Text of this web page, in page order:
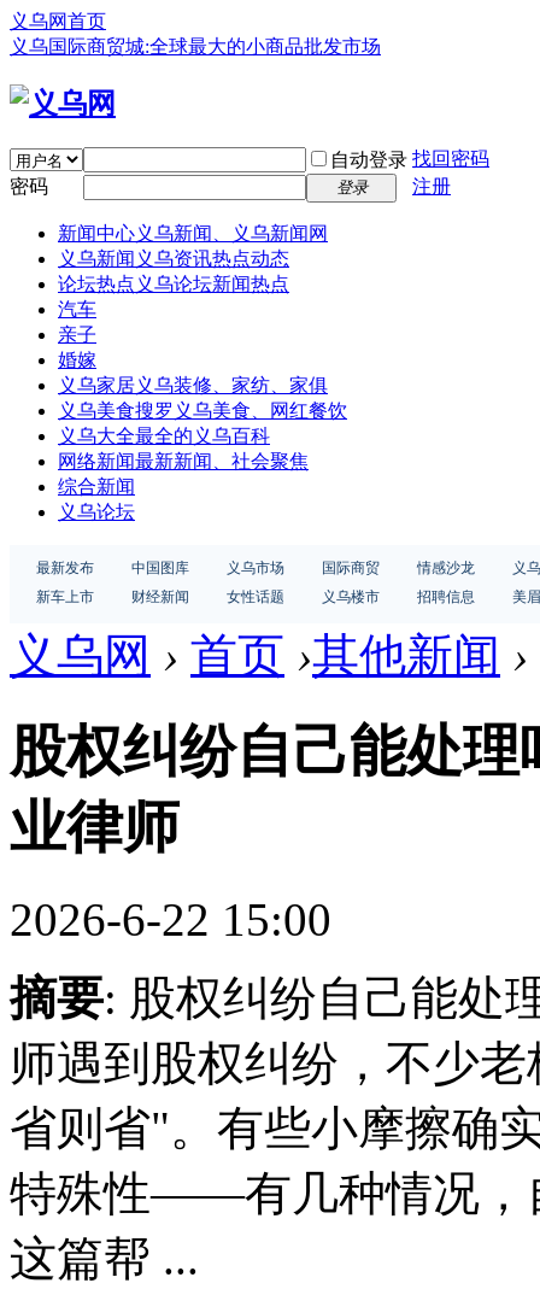
义乌网首页
义乌国际商贸城:全球最大的小商品批发市场
自动登录 找回密码
密码
登录 注册
新闻中心义乌新闻、义乌新闻网
义乌新闻 义乌资讯热点动态
论坛热点 义乌论坛新闻热点
汽车
亲子
婚嫁
义乌家居义乌装修、家纺、家俱
义乌美食搜罗义乌美食、网红餐饮
义乌大全最全的义乌百科
网络新闻最新新闻、社会聚焦
综合新闻
义乌论坛
最新发布 中国图库 义乌市场 国际商贸 情感沙龙
义
新车上市
财经新闻 女性话题 义乌楼市 招聘信息 美
义乌网 › 首页 ›其他新闻 ›
股权纠纷自己能处
业律师
2026-6-22 15:00
摘要: 股权纠纷自己能处
师遇到股权纠纷，不少
省则省"。有些小摩擦确
特殊性——有几种情况，
这篇帮 ...